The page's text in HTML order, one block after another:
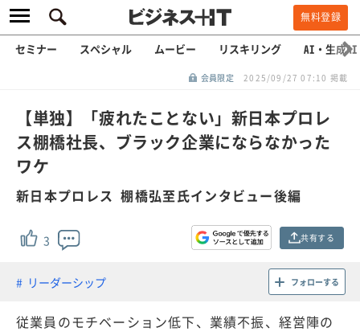
無料登録
セミナー スペシャル ムービー リスキリング AI・生成AI
会員限定 2025/09/27 07:10 掲載
【単独】「疲れたことない」新日本プロレ
ス棚橋社長、ブラック企業にならなかった
ワケ
新日本プロレス 棚橋弘至氏インタビュー後編
3 共有する
リーダーシップ フォローする
従業員のモチベーション低下、業績不振、経営陣の